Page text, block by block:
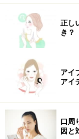
正し
き？
アイ
アイ
口周
因と